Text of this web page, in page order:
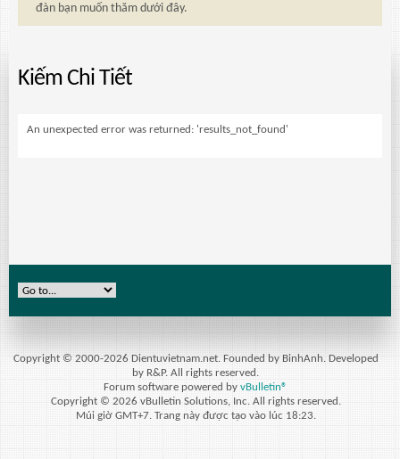
đàn bạn muốn thăm dưới đây.
Kiếm Chi Tiết
An unexpected error was returned: 'results_not_found'
Copyright © 2000-2026 Dientuvietnam.net. Founded by BinhAnh. Developed
by R&P. All rights reserved.
Forum software powered by vBulletin®
Copyright © 2026 vBulletin Solutions, Inc. All rights reserved.
Múi giờ GMT+7. Trang này được tạo vào lúc 18:23.